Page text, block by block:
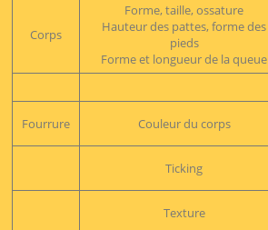
Corps
Forme, taille, ossature
Hauteur des pattes, forme des
pieds
Forme et longueur de la queue
Fourrure Couleur du corps
Ticking
Texture